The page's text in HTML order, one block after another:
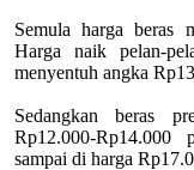
Semula harga beras
Harga naik pelan-
menyentuh angka
Sedangkan beras
Rp12.000-
sampai di harga